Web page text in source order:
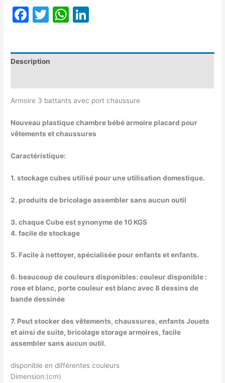
Facebook
TwitterWhatsApp
Description
Armoire 3 battants avec port chaussure
Nouveau plastique chambre bébé armoire placard pour
vêtements et chaussures
Caractéristique:
1. stockage cubes utilisé pour une utilisation domestique.
2. produits de bricolage assembler sans aucun outil
3. chaque Cube est synonyme de 10 KGS
4. facile de stockage
5. Facile à nettoyer, spécialisée pour enfants et enfants.
6. beaucoup de couleurs disponibles: couleur disponible :
rose et blanc, porte couleur est blanc avec 8 dessins de
bande dessinée
7. Peut stocker des vêtements, chaussures, enfants Jouets
et ainsi de suite, bricolage storage armoires, facile
assembler sans aucun outil.
disponible en différentes couleurs
Dimension:(cm)